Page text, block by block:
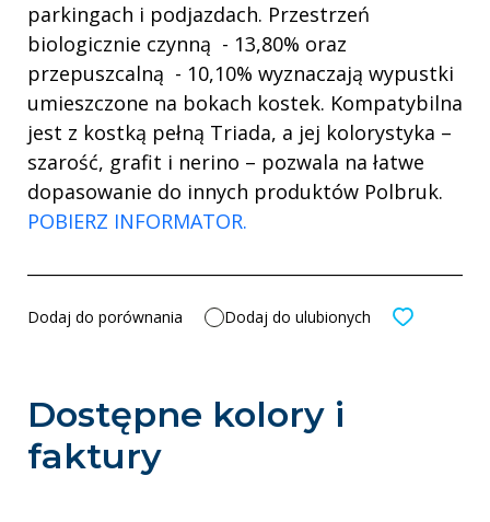
parkingach i podjazdach. Przestrzeń
biologicznie czynną - 13,80% oraz
przepuszcalną - 10,10% wyznaczają wypustki
umieszczone na bokach kostek. Kompatybilna
jest z kostką pełną Triada, a jej kolorystyka –
szarość, grafit i nerino – pozwala na łatwe
dopasowanie do innych produktów Polbruk.
POBIERZ INFORMATOR.
Dodaj do porównania Dodaj do ulubionych
Dostępne kolory i
faktury